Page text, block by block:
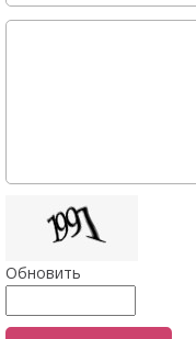
Обновить